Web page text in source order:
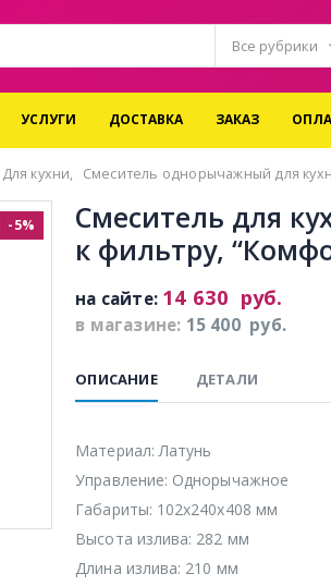
Все рубрики
УСЛУГИ ДОСТАВКА ЗАКАЗ
Для кухни, Смеситель однорычажный для
-5%
Смеситель для
к фильтру,
в магазине: 15 400 руб.
на сайте: 14 630 руб.
ОПИСАНИЕ ДЕТАЛИ
Материал: Латунь
Управление: Однорычажное
Габариты: 102х240х408 мм
Высота излива: 282 мм
Длина излива: 210 мм